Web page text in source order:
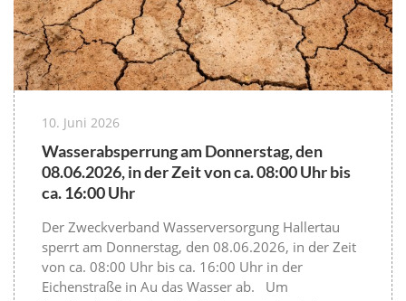
10. Juni 2026
Wasserabsperrung am Donnerstag, den
08.06.2026, in der Zeit von ca. 08:00 Uhr bis
ca. 16:00 Uhr
Der Zweckverband Wasserversorgung Hallertau
sperrt am Donnerstag, den 08.06.2026, in der Zeit
von ca. 08:00 Uhr bis ca. 16:00 Uhr in der
Eichenstraße in Au das Wasser ab. Um